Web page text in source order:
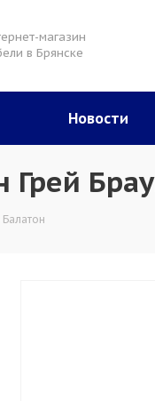
магазин
в Брянске
Новости
Грей